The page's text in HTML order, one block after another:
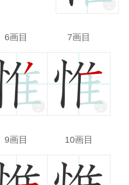
6画目 7画目
9画目 10画目